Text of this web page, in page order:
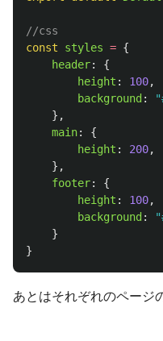
//css
const
styles = {
header:
{
height : 100,
background: "
},
main:
{
height : 200,
},
footer:
{
height : 100,
background: "
}
}
あとはそれぞれのページ